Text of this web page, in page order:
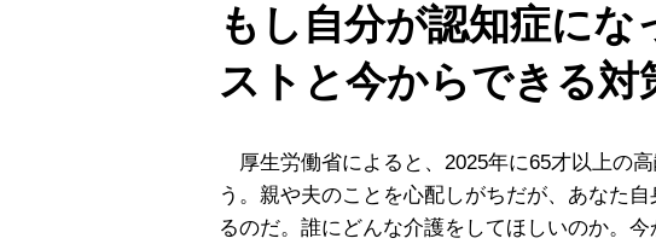
もし自分が認知症に
ストと今からできる対
厚生労働省によると、2025年に65才以上の
う。親や夫のことを心配しがちだが、あなた
るのだ。誰にどんな介護をしてほしいのか。今